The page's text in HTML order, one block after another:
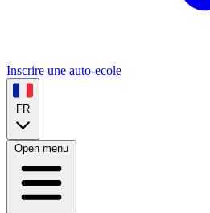
Inscrire une auto-ecole
FR
Open menu